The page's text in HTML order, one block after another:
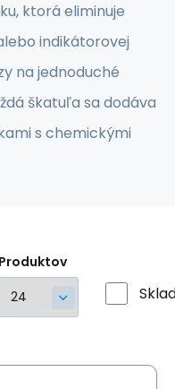
ktorá eliminuje
indikátorovej
na jednoduché
škatuľa sa dodáva
s chemickými
Produktov